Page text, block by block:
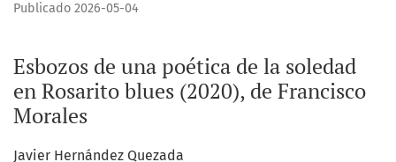
Esbozos de una poética de la soledad
en Rosarito blues (2020), de Francisco
Morales
Publicado 2026-05-04
Javier Hernández Quezada